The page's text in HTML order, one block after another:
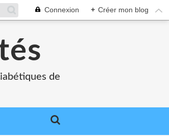
Connexion + Créer mon blog
de